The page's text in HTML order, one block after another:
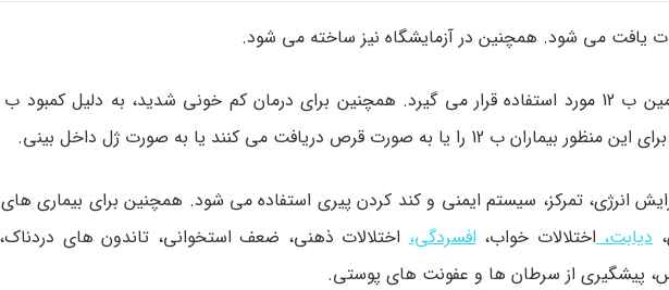
قرص دریافت می کنند یا به صورت ژل داخل بینی.
انرژی، تمرکز، سیستم ایمنی و کند کردن پیری استفاده می شود. همچنین برای بیماری
دیابت،اختلالات خواب،افسردگی،اختلالات ذهنی، ضعف استخوانی، تاندون های دردناک،
پیشگیری از سرطان ها و عفونت های پوستی.